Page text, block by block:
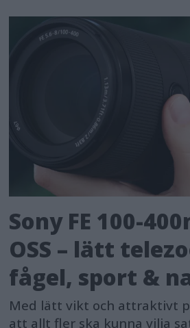
Sony FE 100-
OSS – lätt
fågel, sport &
Med lätt vikt och attraktivt
att allt fler ska kunna vilja